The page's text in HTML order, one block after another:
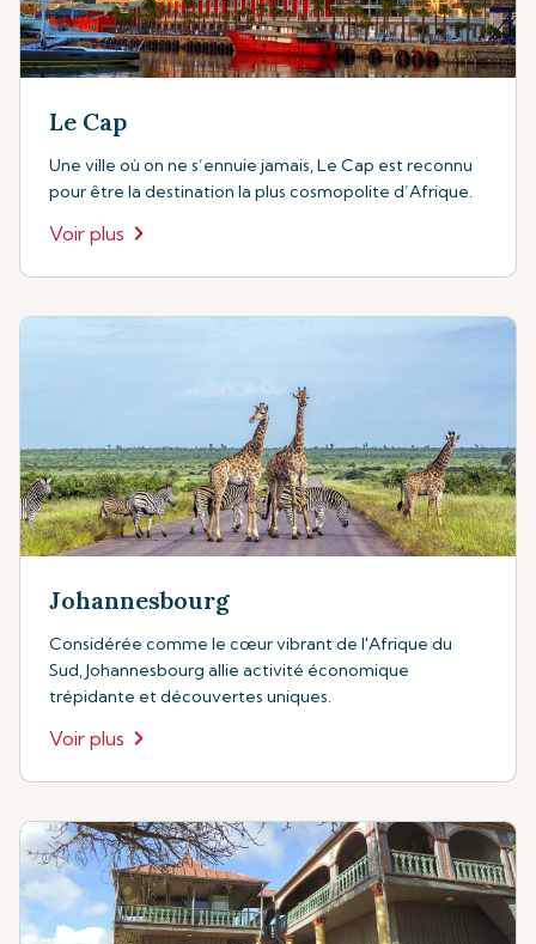
Le Cap
Une ville où on ne s’ennuie jamais, Le Cap est reconnu
pour être la destination la plus cosmopolite d’Afrique.
Voir plus
Johannesbourg
Considérée comme le cœur vibrant de l'Afrique du
Sud, Johannesbourg allie activité économique
trépidante et découvertes uniques.
Voir plus